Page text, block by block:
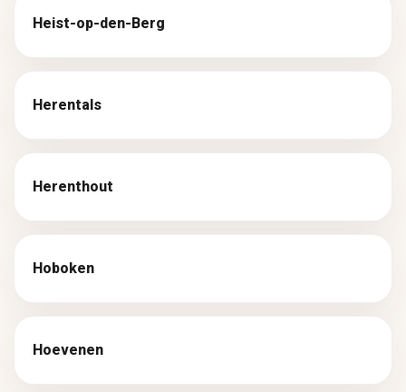
Heist-op-den-Berg
Herentals
Herenthout
Hoboken
Hoevenen